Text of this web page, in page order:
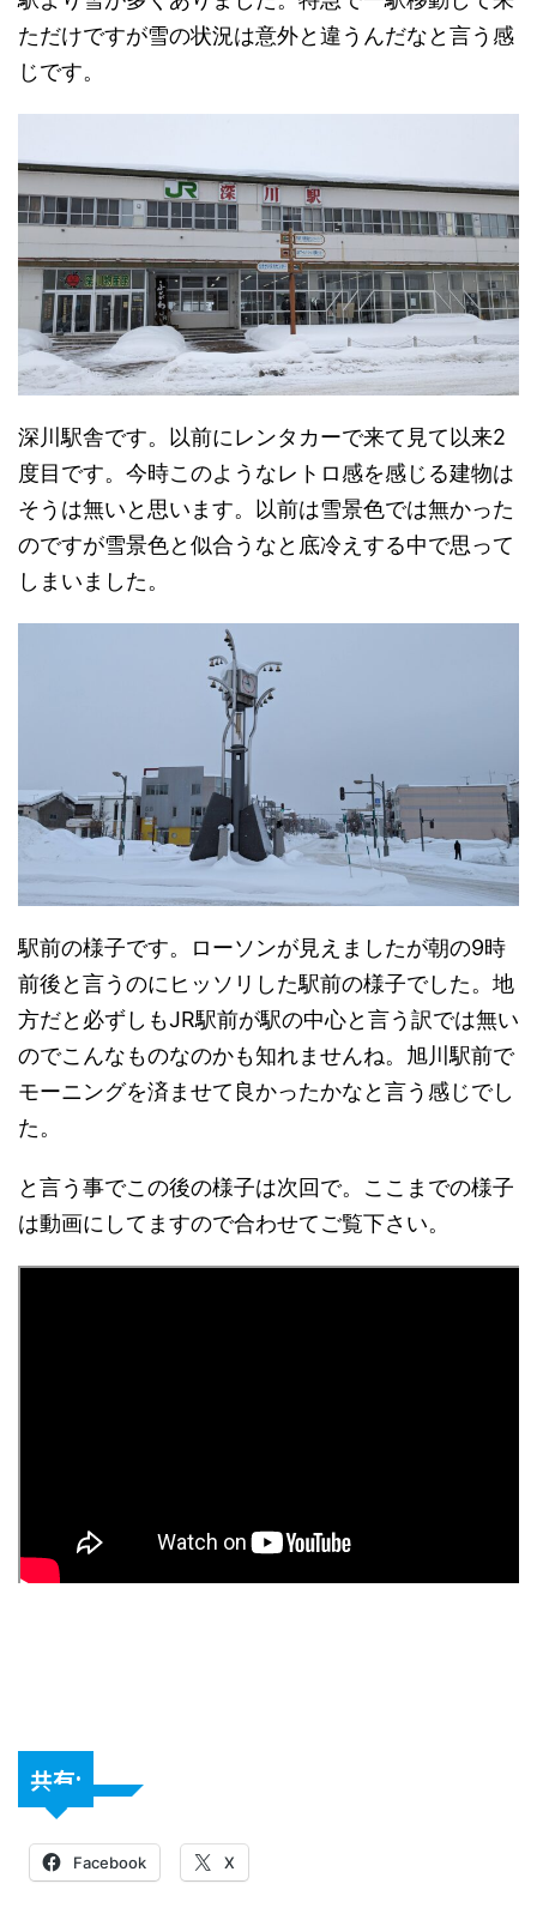
ただけですが雪の状況は意外と違うんだなと言う感
じです。
深川駅舎です。以前にレンタカーで来て見て以来2
度目です。今時このようなレトロ感を感じる建物は
そうは無いと思います。以前は雪景色では無かった
のですが雪景色と似合うなと底冷えする中で思って
しまいました。
駅前の様子です。ローソンが見えましたが朝の9時
前後と言うのにヒッソリした駅前の様子でした。地
方だと必ずしもJR駅前が駅の中心と言う訳では無い
のでこんなものなのかも知れませんね。旭川駅前で
モーニングを済ませて良かったかなと言う感じでし
た。
と言う事でこの後の様子は次回で。ここまでの様子
は動画にしてますので合わせてご覧下さい。
共有:
Facebook X